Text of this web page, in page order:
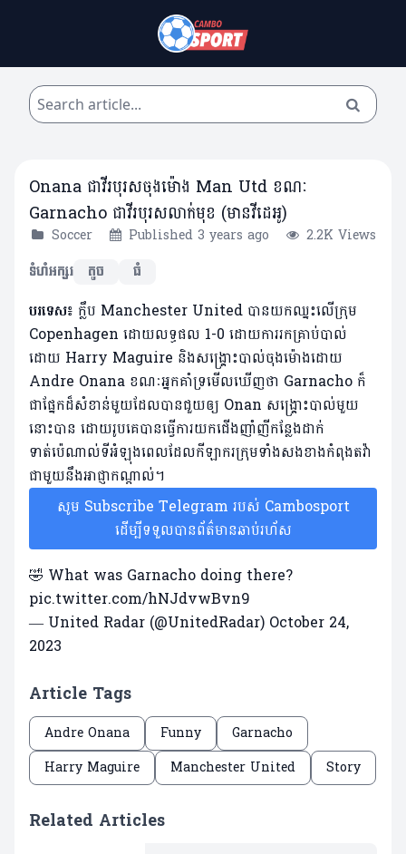
Onana ជាវីរបុរសចុងម៉ោង Man Utd ខណៈ
Garnacho ជាវីរបុរសលាក់មុខ (មានវីដេអូ)
Soccer Published 3 years ago
2.2K Views
ទំហំអក្សរ
តូច ធំ
បរទេស៖ ​ក្លឹប Manchester United បានយកឈ្នះលើក្រុម
Copenhagen ដោយលទ្ធផល 1-0 ដោយការរកគ្រាប់បាល់
ដោយ Harry Maguire និងសង្គ្រោះបាល់ចុងម៉ោងដោយ
Andre Onana ខណៈអ្នកគាំទ្រមើលឃើញថា Garnacho ក៏
ជាផ្នែកដ៏សំខាន់មួយដែលបានជួយឲ្យ​ Onan សង្គ្រោះបាល់មួយ
នោះបាន ដោយរូបគេបានធ្វើការយកជើងញាំញីកន្លែងដាក់
ទាត់ប៉េណាល់ទីអំឡុងពេលដែលកីឡាករក្រុមទាំងសងខាងកំពុងតវ៉ា
ជាមួយនឹងអាជ្ញាកណ្តាល់។
សូម Subscribe Telegram របស់ Cambosport
ដើម្បីទទួលបានព័ត៌មានឆាប់រហ័ស
🤣 What was Garnacho doing there?
pic.twitter.com/hNJdvwBvn9
— United Radar (@UnitedRadar) October 24,
2023
Article Tags
Andre Onana Funny
Garnacho
Harry Maguire
Manchester United Story
Related Articles